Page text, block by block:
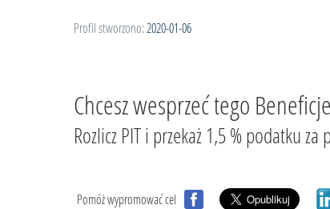
Profil stworzono: 2020-01-06
Chcesz wesprzeć tego
Rozlicz PIT i przekaż 1,5 % podatku
Pomóż wypromować cel